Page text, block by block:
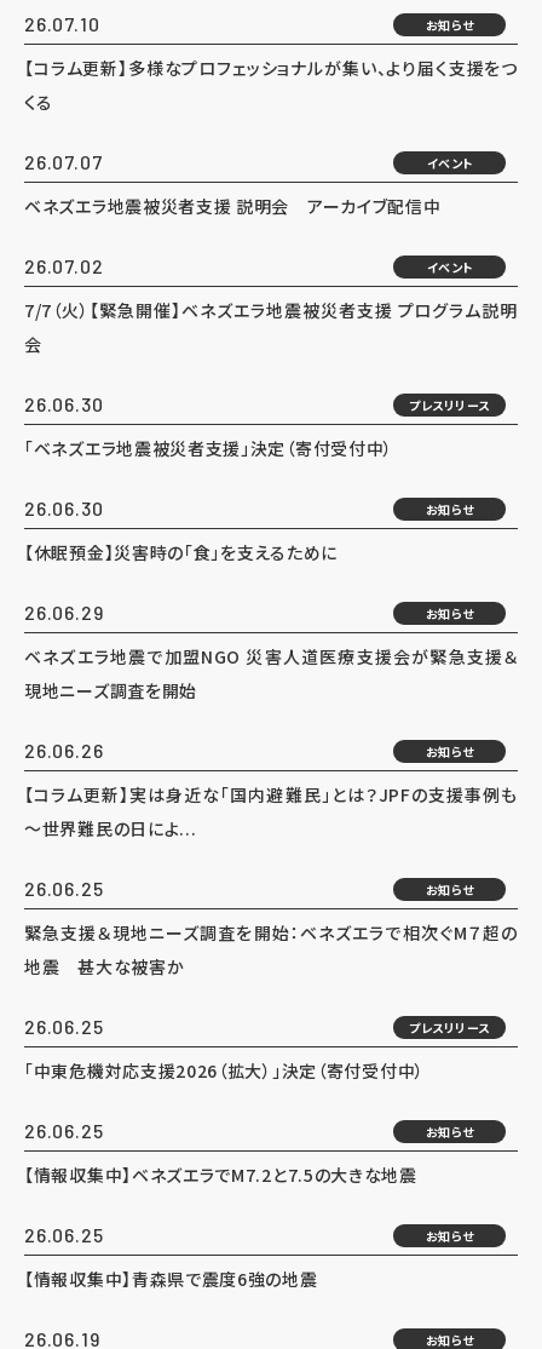
26.07.10 お知らせ
【コラム更新】多様なプロフェッショナルが集い、より届く支援をつ
くる
26.07.07 イベント
ベネズエラ地震被災者支援 説明会 アーカイブ配信中
26.07.02 イベント
7/7（火）【緊急開催】ベネズエラ地震被災者支援 プログラム説明
会
26.06.30 プレスリリース
「ベネズエラ地震被災者支援」決定（寄付受付中）
26.06.30 お知らせ
【休眠預金】災害時の「食」を支えるために
26.06.29 お知らせ
ベネズエラ地震で加盟NGO 災害人道医療支援会が緊急支援＆
現地ニーズ調査を開始
26.06.26 お知らせ
【コラム更新】実は身近な「国内避難民」とは？JPFの支援事例も
～世界難民の日によ...
26.06.25 お知らせ
緊急支援＆現地ニーズ調査を開始：ベネズエラで相次ぐM７超の
地震 甚大な被害か
26.06.25 プレスリリース
「中東危機対応支援2026（拡大）」決定（寄付受付中）
26.06.25 お知らせ
【情報収集中】ベネズエラでM7.2と7.5の大きな地震
26.06.25 お知らせ
【情報収集中】青森県で震度6強の地震
26.06.19 お知らせ